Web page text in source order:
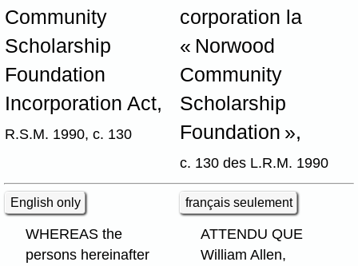
Community
Scholarship
Foundation
Incorporation Act,
R.S.M. 1990, c. 130
corporation la
« Norwood
Community
Scholarship
Foundation »,
c. 130 des L.R.M. 1990
English only français seulement
WHEREAS the
persons hereinafter
ATTENDU QUE
William Allen,